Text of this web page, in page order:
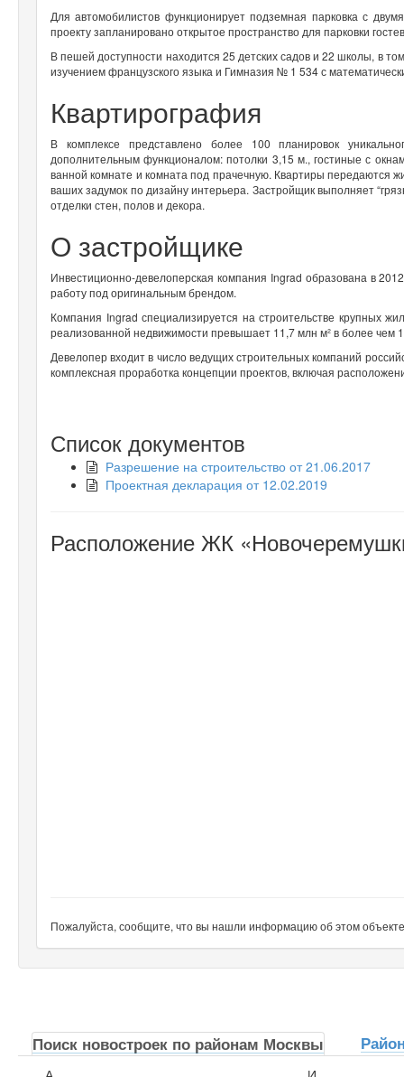
Для автомобилистов функционирует подземная парковка с
проекту запланировано открытое пространство для парковки
В пешей доступности находится 25 детских садов и 22 школы, в
изучением французского языка и Гимназия № 1 534 с
Квартирография
В комплексе представлено более 100 планировок
дополнительным функционалом: потолки 3,15 м., гостиные с
ванной комнате и комната под прачечную. Квартиры передаются
ваших задумок по дизайну интерьера. Застройщик выполняет
отделки стен, полов и декора.
О застройщике
Инвестиционно-девелоперская компания Ingrad образована в
работу под оригинальным брендом.
Компания Ingrad специализируется на строительстве крупных
реализованной недвижимости превышает 11,7 млн м² в более чем
Девелопер входит в число ведущих строительных компаний
комплексная проработка концепции проектов, включая
Список документов
Разрешение на строительство от 21.06.2017
Проектная декларация от 12.02.2019
Расположение ЖК
Пожалуйста, сообщите, что вы нашли информацию об этом
Поиск новостроек по районам Москвы